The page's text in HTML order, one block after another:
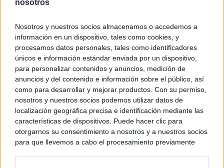
nosotros
Nosotros y nuestros socios almacenamos o accedemos a
información en un dispositivo, tales como cookies, y
procesamos datos personales, tales como identificadores
únicos e información estándar enviada por un dispositivo,
para personalizar contenidos y anuncios, medición de
anuncios y del contenido e información sobre el público, así
como para desarrollar y mejorar productos. Con su permiso,
nosotros y nuestros socios podemos utilizar datos de
localización geográfica precisa e identificación mediante las
características de dispositivos. Puede hacer clic para
otorgarnos su consentimiento a nosotros y a nuestros socios
para que llevemos a cabo el procesamiento previamente
WhatsApp,
un nuevo cruce
15 de agosto
© Kiosko.net Aviso Legal Privacidad y Cookies